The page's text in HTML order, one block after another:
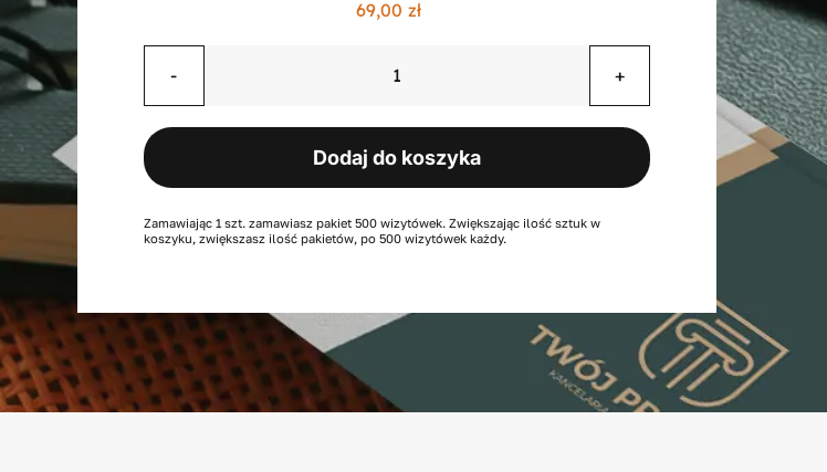
69,00 zł
ilość
folia
błysk
500
sztuk
Dodaj do koszyka
Zamawiając 1 szt. zamawiasz pakiet 500 wizytówek. Zwiększając ilość sztuk w
koszyku, zwiększasz ilość pakietów, po 500 wizytówek każdy.